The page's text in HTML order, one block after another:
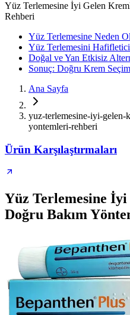
Yüz Terlemesine İyi Gelen
Rehberi
Yüz Terlemesine Neden
Yüz Terlemesini
Doğal ve Yan Etkisiz
Sonuç: Doğru Krem
Ana Sayfa
yuz-terlemesine-iyi-
yontemleri-rehberi
Ürün Karşılaştırmaları
Yüz Terlemesine
Doğru Bakım